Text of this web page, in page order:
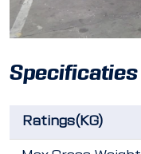
Specificaties
Ratings(KG)